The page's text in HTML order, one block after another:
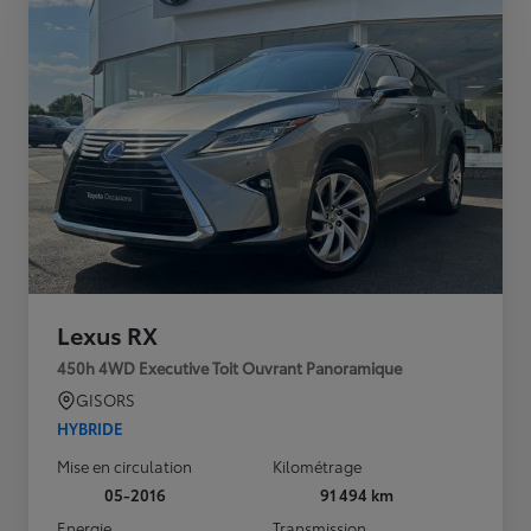
Lexus RX
450h 4WD Executive Toit Ouvrant Panoramique
GISORS
HYBRIDE
Mise en circulation
05-2016
Kilométrage
91 494 km